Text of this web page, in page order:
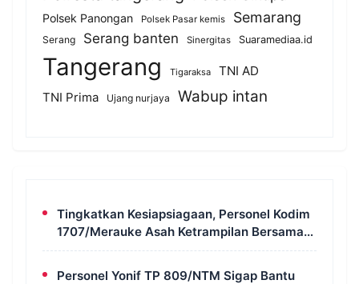
Polsek Panongan Polsek Pasar kemis Semarang
Serang Serang banten Sinergitas Suaramediaa.id
Tangerang Tigaraksa
TNI AD
TNI Prima
Ujang nurjaya Wabup intan
Tingkatkan Kesiapsiagaan, Personel Kodim
1707/Merauke Asah Ketrampilan Bersama
Petugas Damkar
Personel Yonif TP 809/NTM Sigap Bantu